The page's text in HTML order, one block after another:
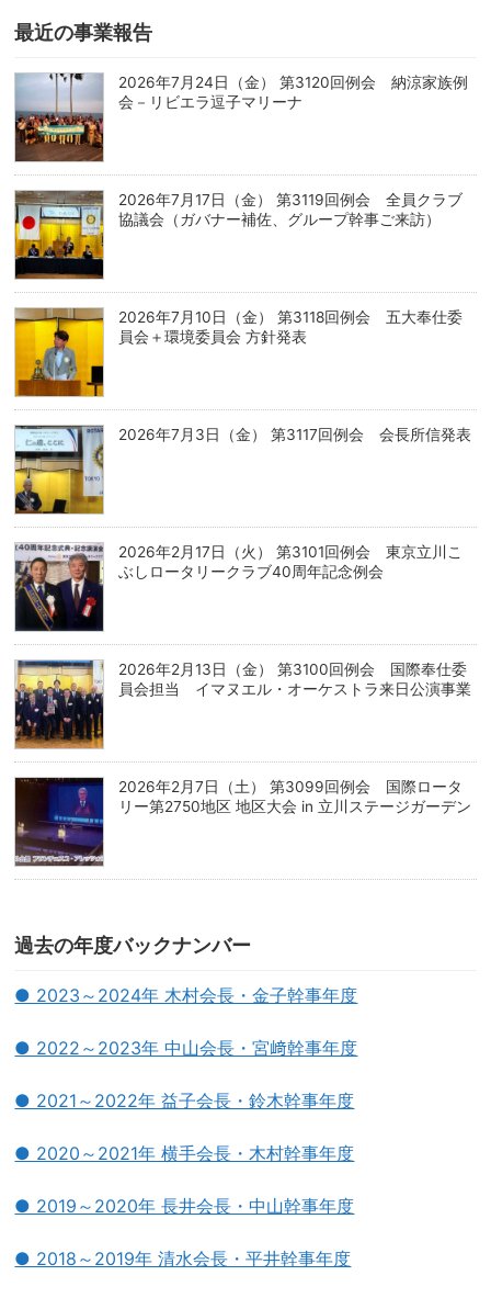
最近の事業報告
2026年7月24日（金） 第3120回例会 納涼家族例
会－リビエラ逗子マリーナ
2026年7月17日（金） 第3119回例会 全員クラブ
協議会（ガバナー補佐、グループ幹事ご来訪）
2026年7月10日（金） 第3118回例会 五大奉仕委
員会＋環境委員会 方針発表
2026年7月3日（金） 第3117回例会 会長所信発表
2026年2月17日（火） 第3101回例会 東京立川こ
ぶしロータリークラブ40周年記念例会
2026年2月13日（金） 第3100回例会 国際奉仕委
員会担当 イマヌエル・オーケストラ来日公演事業
2026年2月7日（土） 第3099回例会 国際ロータ
リー第2750地区 地区大会 in 立川ステージガーデン
過去の年度バックナンバー
● 2023～2024年 木村会長・金子幹事年度
● 2022～2023年 中山会長・宮﨑幹事年度
● 2021～2022年 益子会長・鈴木幹事年度
● 2020～2021年 横手会長・木村幹事年度
● 2019～2020年 長井会長・中山幹事年度
● 2018～2019年 清水会長・平井幹事年度